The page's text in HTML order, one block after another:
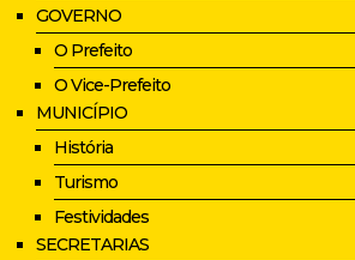
GOVERNO
O Prefeito
O Vice-Prefeito
MUNICÍPIO
História
Turismo
Festividades
SECRETARIAS